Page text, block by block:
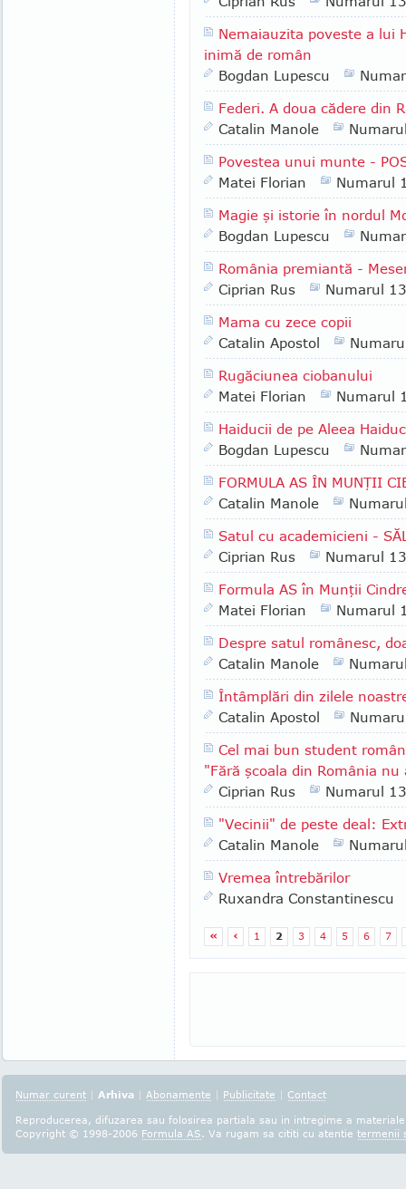
Nemaiauzita poveste a lui
inimă de român
Bogdan Lupescu
Federi. A doua cădere din
Catalin Manole
Povestea unui munte -
Matei Florian
Numarul
Magie şi istorie în nordul
Bogdan Lupescu
România premiantă -
Ciprian Rus
Numarul
Mama cu zece copii
Catalin Apostol
Rugăciunea ciobanului
Matei Florian
Numarul
Haiducii de pe Aleea
Bogdan Lupescu
FORMULA AS ÎN MUNŢII
Catalin Manole
Satul cu academicieni -
Ciprian Rus
Numarul
Formula AS în Munţii
Matei Florian
Numarul
Despre satul românesc,
Catalin Manole
Întâmplări din zilele
Catalin Apostol
Cel mai bun student
"Fără şcoala din România
Ciprian Rus
Numarul
"Vecinii" de peste deal:
Catalin Manole
Vremea întrebărilor
Ruxandra Constantinescu
« ‹ 1 2 3 4 5 6 7
Numar curent | Arhiva | Abonamente | Publicitate | Contact
Reproducerea, difuzarea sau folosirea partiala sau in intregime a
Copyright © 1998-2006 Formula AS. Va rugam sa cititi cu atentie termenii